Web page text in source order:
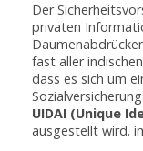
Der
privaten
fast aller
dass es sich um
UIDAI (Unique
ausgestellt wird.